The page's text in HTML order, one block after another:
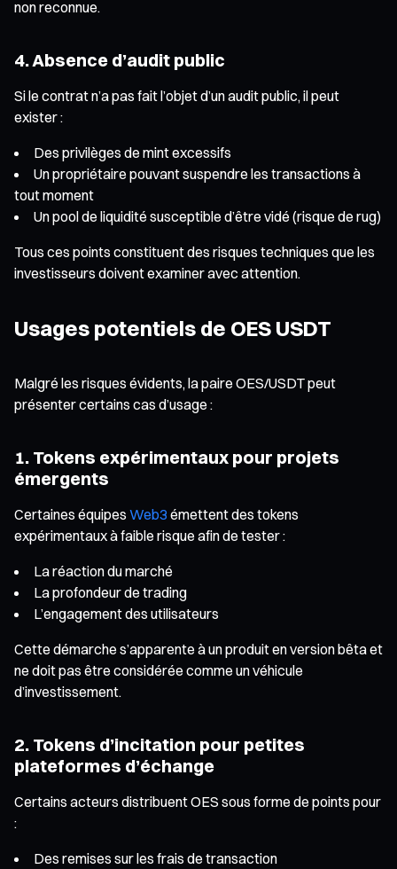
non reconnue.
4. Absence d’audit public
Si le contrat n’a pas fait l’objet d’un audit public, il peut
exister :
Des privilèges de mint excessifs
Un propriétaire pouvant suspendre les transactions à
tout moment
Un pool de liquidité susceptible d’être vidé (risque de rug)
Tous ces points constituent des risques techniques que les
investisseurs doivent examiner avec attention.
Usages potentiels de OES USDT
Malgré les risques évidents, la paire OES/USDT peut
présenter certains cas d’usage :
1. Tokens expérimentaux pour projets
émergents
Certaines équipes Web3 émettent des tokens
expérimentaux à faible risque afin de tester :
La réaction du marché
La profondeur de trading
L’engagement des utilisateurs
Cette démarche s’apparente à un produit en version bêta et
ne doit pas être considérée comme un véhicule
d’investissement.
2. Tokens d’incitation pour petites
plateformes d’échange
Certains acteurs distribuent OES sous forme de points pour
:
Des remises sur les frais de transaction